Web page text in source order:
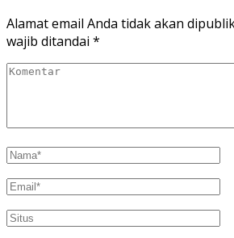
Alamat email Anda tidak akan
wajib ditandai *